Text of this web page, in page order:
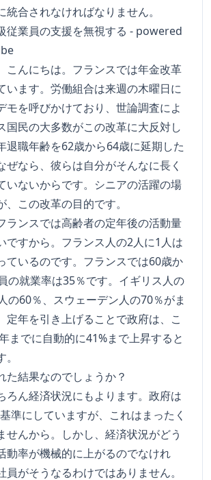
統合されなければなりません。
従業員の支援を無視する - powered
こんにちは。フランスでは年金改革
います。労働組合は来週の木曜日に
モを呼びかけており、世論調査によ
国民の大多数がこの改革に大反対し
退職年齢を62歳から64歳に延期した
ぜなら、彼らは自分がそんなに長く
いないからです。シニアの活躍の場
、この改革の目的です。
ランスでは高齢者の定年後の活動量
ですから。フランス人の2人に1人は
ているのです。フランスでは60歳か
の就業率は35％です。イギリス人の
の60％、スウェーデン人の70％がま
定年を引き上げることで政府は、こ
までに自動的に41%まで上昇すると
た結果なのでしょうか？
ろん経済状況にもよります。政府は
準にしていますが、これはまったく
せんから。しかし、経済状況がどう
動率が機械的に上がるのでなけれ
員がそうなるわけではありません。